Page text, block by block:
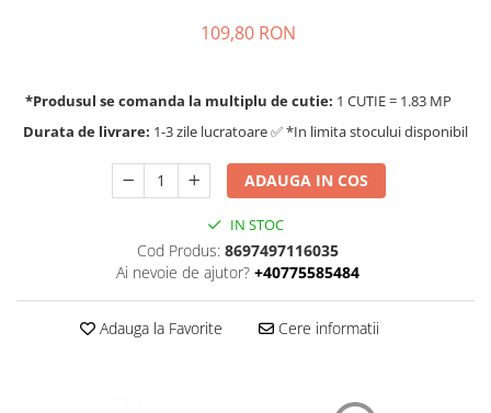
109,80 RON
*Produsul se comanda la multiplu de cutie: 1 CUTIE = 1.83 MP
Durata de livrare: 1-3 zile lucratoare ✅ *In limita stocului disponibil
ADAUGA IN COS
IN STOC
Cod Produs: 8697497116035
Ai nevoie de ajutor? +40775585484
Adauga la Favorite Cere informatii